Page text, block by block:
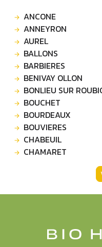
ANCONE
ANNEYRON
AUREL
BALLONS
BARBIERES
BENIVAY OLLON
BONLIEU SUR
BOUCHET
BOURDEAUX
BOUVIERES
CHABEUIL
CHAMARET